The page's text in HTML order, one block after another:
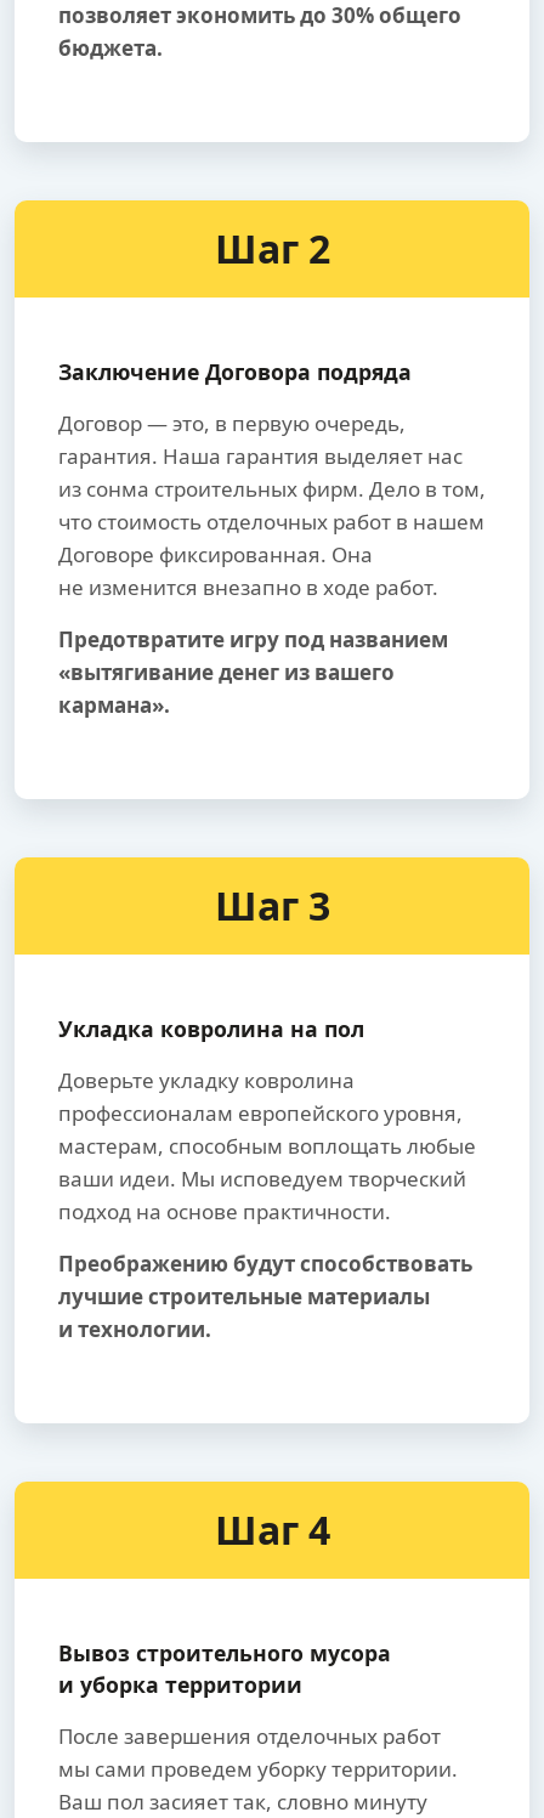
позволяет экономить до 30% общего
бюджета.
Шаг 2
Заключение Договора подряда
Договор — это, в первую очередь,
гарантия. Наша гарантия выделяет нас
из сонма строительных фирм. Дело в том,
что стоимость отделочных работ в нашем
Договоре фиксированная. Она
не изменится внезапно в ходе работ.
Предотвратите игру под названием
«вытягивание денег из вашего
кармана».
Шаг 3
Укладка ковролина на пол
Доверьте укладку ковролина
профессионалам европейского уровня,
мастерам, способным воплощать любые
ваши идеи. Мы исповедуем творческий
подход на основе практичности.
Преображению будут способствовать
лучшие строительные материалы
и технологии.
Шаг 4
Вывоз строительного мусора
и уборка территории
После завершения отделочных работ
мы сами проведем уборку территории.
Ваш пол засияет так, словно минуту